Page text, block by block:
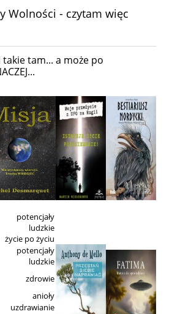
Wolności - czytam więc
tam... a może po
potencjały
ludzkie
życie po życiu
potencjały
ludzkie
zdrowie
anioły
uzdrawianie